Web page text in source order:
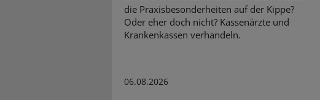
die Praxisbesonderheiten auf der Kippe?
Oder eher doch nicht? Kassenärzte und
Krankenkassen verhandeln.
06.08.2026